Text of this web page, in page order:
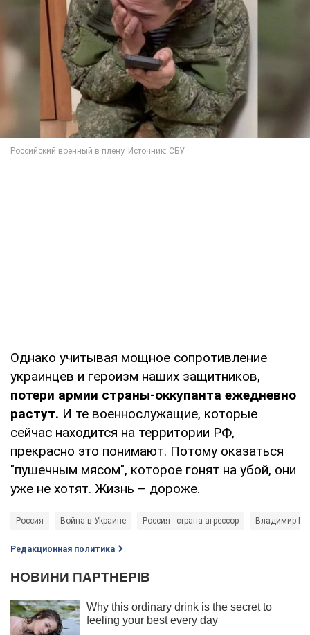
Однако учитывая мощное сопротивление
украинцев и героизм наших защитников,
потери армии страны-оккупанта ежедневно
растут. И те военнослужащие, которые
сейчас находится на территории РФ,
прекрасно это понимают. Потому оказаться
"пушечным мясом", которое гонят на убой, они
уже не хотят. Жизнь – дороже.
Россия Война в Украине Россия - страна-агрессор Владимир
Редакционная политика